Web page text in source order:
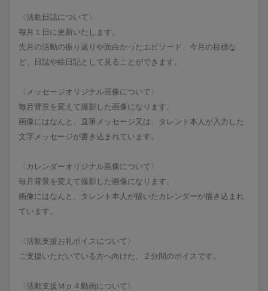
〈活動日誌について〉
毎月１日に更新いたします。
先月の活動の振り返りや面白かったエピソード、今月の目標な
ど、日誌や絵日記として見ることができます。
〈メッセージオリジナル画像について〉
毎月背景を変えて撮影した画像になります。
画像にはなんと、直筆メッセージ又は、タレント本人が入力した
文字メッセージが書き込まれています。
〈カレンダーオリジナル画像について〉
毎月背景を変えて撮影した画像になります。
画像にはなんと、タレント本人が描いたカレンダーが描き込まれ
ています。
〈活動支援お礼ボイスについて〉
ご支援いただいている方へ向けた、２分間のボイスです。
〈活動支援Ｍｐ４動画について〉